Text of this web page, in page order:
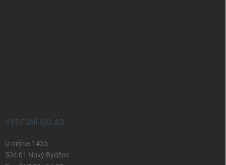
VÝDEJNÍ SKLAD
U mlýna 1435
504 01 Nový Bydžov